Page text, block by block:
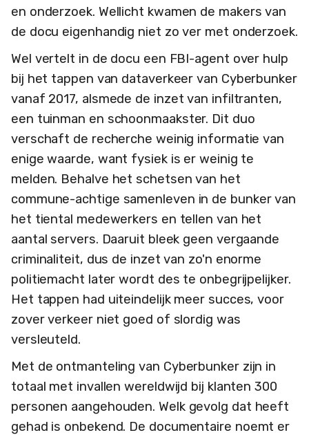
en onderzoek. Wellicht kwamen de makers van
de docu eigenhandig niet zo ver met onderzoek.
Wel vertelt in de docu een FBI-agent over hulp
bij het tappen van dataverkeer van Cyberbunker
vanaf 2017, alsmede de inzet van infiltranten,
een tuinman en schoonmaakster. Dit duo
verschaft de recherche weinig informatie van
enige waarde, want fysiek is er weinig te
melden. Behalve het schetsen van het
commune-achtige samenleven in de bunker van
het tiental medewerkers en tellen van het
aantal servers. Daaruit bleek geen vergaande
criminaliteit, dus de inzet van zo'n enorme
politiemacht later wordt des te onbegrijpelijker.
Het tappen had uiteindelijk meer succes, voor
zover verkeer niet goed of slordig was
versleuteld.
Met de ontmanteling van Cyberbunker zijn in
totaal met invallen wereldwijd bij klanten 300
personen aangehouden. Welk gevolg dat heeft
gehad is onbekend. De documentaire noemt er